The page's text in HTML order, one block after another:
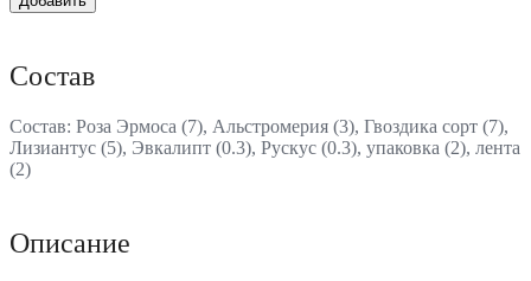
Состав
Состав: Роза Эрмоса (7), Альстромерия (3), Гвоздика сорт (7),
Лизиантус (5), Эвкалипт (0.3), Рускус (0.3), упаковка (2), лента
(2)
Описание